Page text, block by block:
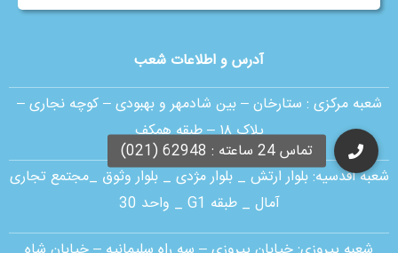
آدرس و اطلاعات شعب
شعبه مرکزی : ستارخان – بین شادمهر و بهبودی – کوچه نجاری –
پلاک ۱۸ – طبقه همکف
شعبه اقدسیه:بلوار ارتش _ بلوار مژدی _ بلوار وثوق _مجتمع تجاری
آمال _ طبقه G1 _ واحد 30